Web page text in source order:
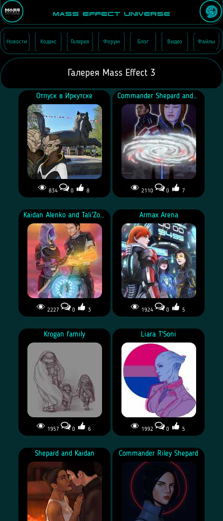
Mass Effect Universe
Новости Кодекс Галерея Форум Блог Видео Файлы
Галерея Mass Effect 3
Отпуск в Иркутске
834 0 8
Commander Shepard and Kaidan Alenko
2110 0 7
Kaidan Alenko and Tali'Zorah vas Normandy
2227 0 3
Armax Arena
1924 0 5
Krogan family
1957 0 6
Liara T'Soni
1992 0 5
Shepard and Kaidan Commander Riley Shepard